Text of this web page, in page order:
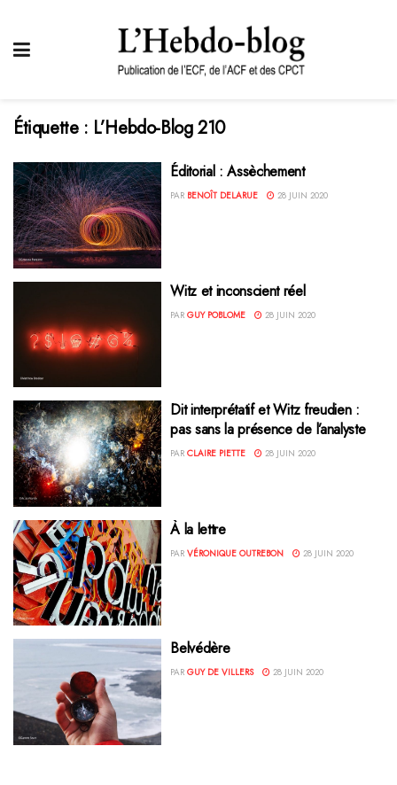
Étiquette : L’Hebdo-Blog 210
Éditorial : Assèchement
PAR BENOÎT DELARUE 28 JUIN 2020
Witz et inconscient réel
PAR GUY POBLOME 28 JUIN 2020
Dit interprétatif et Witz freudien :
pas sans la présence de l’analyste
PAR CLAIRE PIETTE 28 JUIN 2020
À la lettre
PAR VÉRONIQUE OUTREBON 28 JUIN 2020
Belvédère
PAR GUY DE VILLERS 28 JUIN 2020